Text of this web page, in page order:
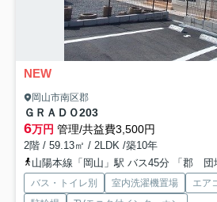
NEW
岡山市南区郡
ＧＲＡＤＯ203
6万円 管理/共益費3,500円
2階 / 59.13㎡ / 2LDK /築10年
山陽本線「岡山」駅 バス45分 「郡 団
バス・トイレ別 室内洗濯機置場 エア